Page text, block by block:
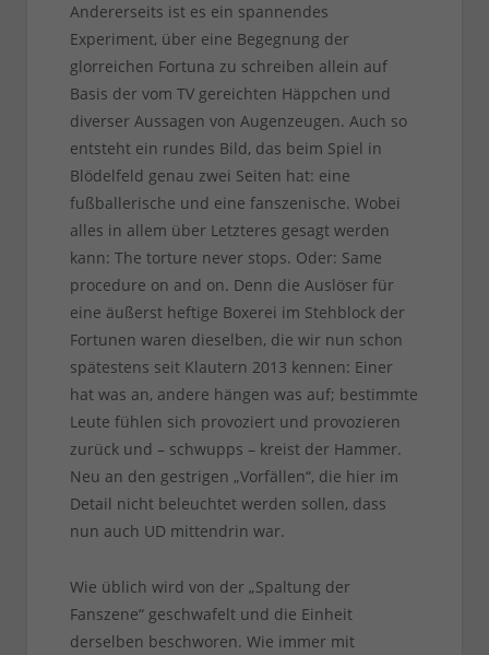
Andererseits ist es ein spannendes
Experiment, über eine Begegnung der
glorreichen Fortuna zu schreiben allein auf
Basis der vom TV gereichten Häppchen und
diverser Aussagen von Augenzeugen. Auch so
entsteht ein rundes Bild, das beim Spiel in
Blödelfeld genau zwei Seiten hat: eine
fußballerische und eine fanszenische. Wobei
alles in allem über Letzteres gesagt werden
kann: The torture never stops. Oder: Same
procedure on and on. Denn die Auslöser für
eine äußerst heftige Boxerei im Stehblock der
Fortunen waren dieselben, die wir nun schon
spätestens seit Klautern 2013 kennen: Einer
hat was an, andere hängen was auf; bestimmte
Leute fühlen sich provoziert und provozieren
zurück und – schwupps – kreist der Hammer.
Neu an den gestrigen „Vorfällen“, die hier im
Detail nicht beleuchtet werden sollen, dass
nun auch UD mittendrin war.
Wie üblich wird von der „Spaltung der
Fanszene“ geschwafelt und die Einheit
derselben beschworen. Wie immer mit